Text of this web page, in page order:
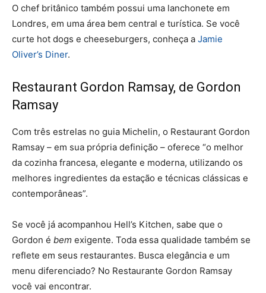
O chef britânico também possui uma lanchonete em
Londres, em uma área bem central e turística. Se você
curte hot dogs e cheeseburgers, conheça a Jamie
Oliver’s Diner.
Restaurant Gordon Ramsay, de Gordon
Ramsay
Com três estrelas no guia Michelin, o Restaurant Gordon
Ramsay – em sua própria definição – oferece “o melhor
da cozinha francesa, elegante e moderna, utilizando os
melhores ingredientes da estação e técnicas clássicas e
contemporâneas”.
Se você já acompanhou Hell’s Kitchen, sabe que o
Gordon é bem exigente. Toda essa qualidade também se
reflete em seus restaurantes. Busca elegância e um
menu diferenciado? No Restaurante Gordon Ramsay
você vai encontrar.